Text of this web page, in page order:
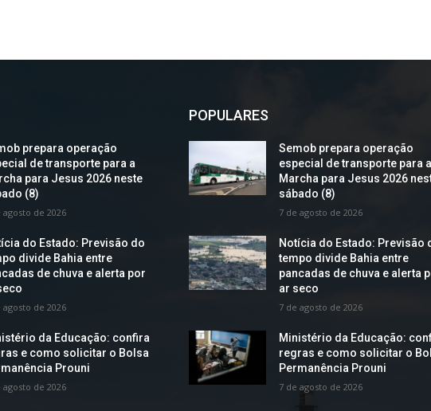
prepara operação
de transporte para a
para Jesus 2026 neste
(8)
agosto de 2026
do Estado: Previsão do
divide Bahia entre
de chuva e alerta por
agosto de 2026
da Educação: confira
e como solicitar o Bolsa
Prouni
agosto de 2026
POPULARES
Semob prepara operação
especial de transporte para a
Marcha para Jesus 2026
sábado (8)
7 de agosto de 2026
Notícia do Estado: Previsão
tempo divide Bahia entre
pancadas de chuva e alerta
ar seco
7 de agosto de 2026
Ministério da Educação:
regras e como solicitar o
Permanência Prouni
7 de agosto de 2026